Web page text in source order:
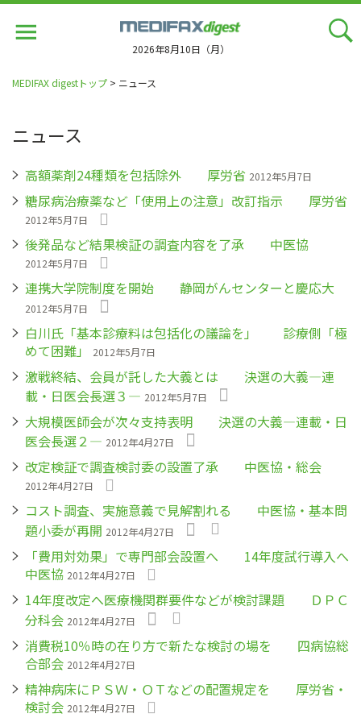
2026年8月10日（月）
MEDIFAX digestトップ > ニュース
ニュース
高額薬剤24種類を包括除外 厚労省 2012年5月7日
糖尿病治療薬など「使用上の注意」改訂指示 厚労省
2012年5月7日
後発品など結果検証の調査内容を了承 中医協
2012年5月7日
連携大学院制度を開始 静岡がんセンターと慶応大
2012年5月7日
白川氏「基本診療料は包括化の議論を」 診療側「極
めて困難」
2012年5月7日
激戦終結、会員が託した大義とは 決選の大義―連
載・日医会長選３― 2012年5月7日
大規模医師会が次々支持表明 決選の大義―連載・日
医会長選２― 2012年4月27日
改定検証で調査検討委の設置了承 中医協・総会
2012年4月27日
コスト調査、実施意義で見解割れる 中医協・基本問
題小委が再開 2012年4月27日
「費用対効果」で専門部会設置へ 14年度試行導入へ
中医協 2012年4月27日
14年度改定へ医療機関群要件などが検討課題 ＤＰＣ
分科会 2012年4月27日
消費税10％時の在り方で新たな検討の場を 四病協総
合部会 2012年4月27日
精神病床にＰＳＷ・ＯＴなどの配置規定を 厚労省・
検討会 2012年4月27日